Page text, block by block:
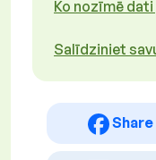
Ko nozīmē
Salīdziniet
Share